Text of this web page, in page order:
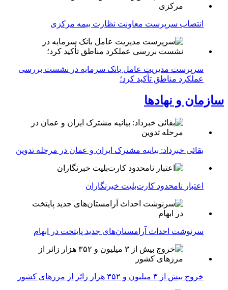
انتصاب سرپرست معاونت نظارت بیمه مرکزی
سرپرست مدیریت عامل بانک سرمایه در نشست بررسی
عملکرد مناطق تأکید کرد؛
سازمان و نهادها
بقائی خبرداد: بیانیه مشترک ایران و عمان در مرحله تدوین
اعتبار نامحدود کارت‌بلیت خبرنگاران
سرنوشت احداث آرامستان‌های جدید پایتخت در ابهام
خروج بیش از ۳ میلیون و ۳۵۲ هزار زائر از مرزهای کشور